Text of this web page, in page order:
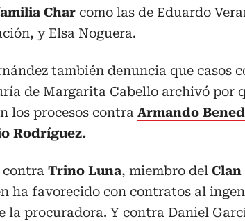
Char como las de Eduardo
y Elsa Noguera.
también denuncia que casos
de Margarita Cabello archivó por
los procesos contra Armando
Rodríguez.
contra Trino Luna, miembro del Clan
ha favorecido con contratos al
la procuradora. Y contra Daniel